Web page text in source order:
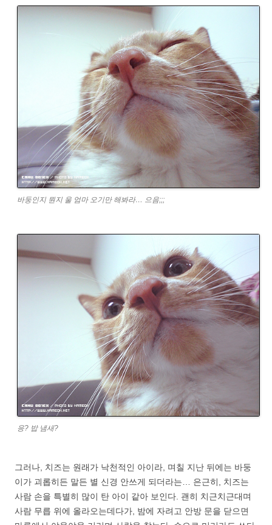
바둥인지 뭔지 울 엄마 오기만 해봐라… 으음;;;
응? 밥 냄새?
그러나, 치즈는 원래가 낙천적인 아이라, 며칠 지난 뒤에는 바둥
이가 괴롭히든 말든 별 신경 안쓰게 되더라는… 은근히, 치즈는
사람 손을 특별히 많이 탄 아이 같아 보인다. 괜히 치근치근대며
사람 무릅 위에 올라오는데다가, 밤에 자려고 안방 문을 닫으면